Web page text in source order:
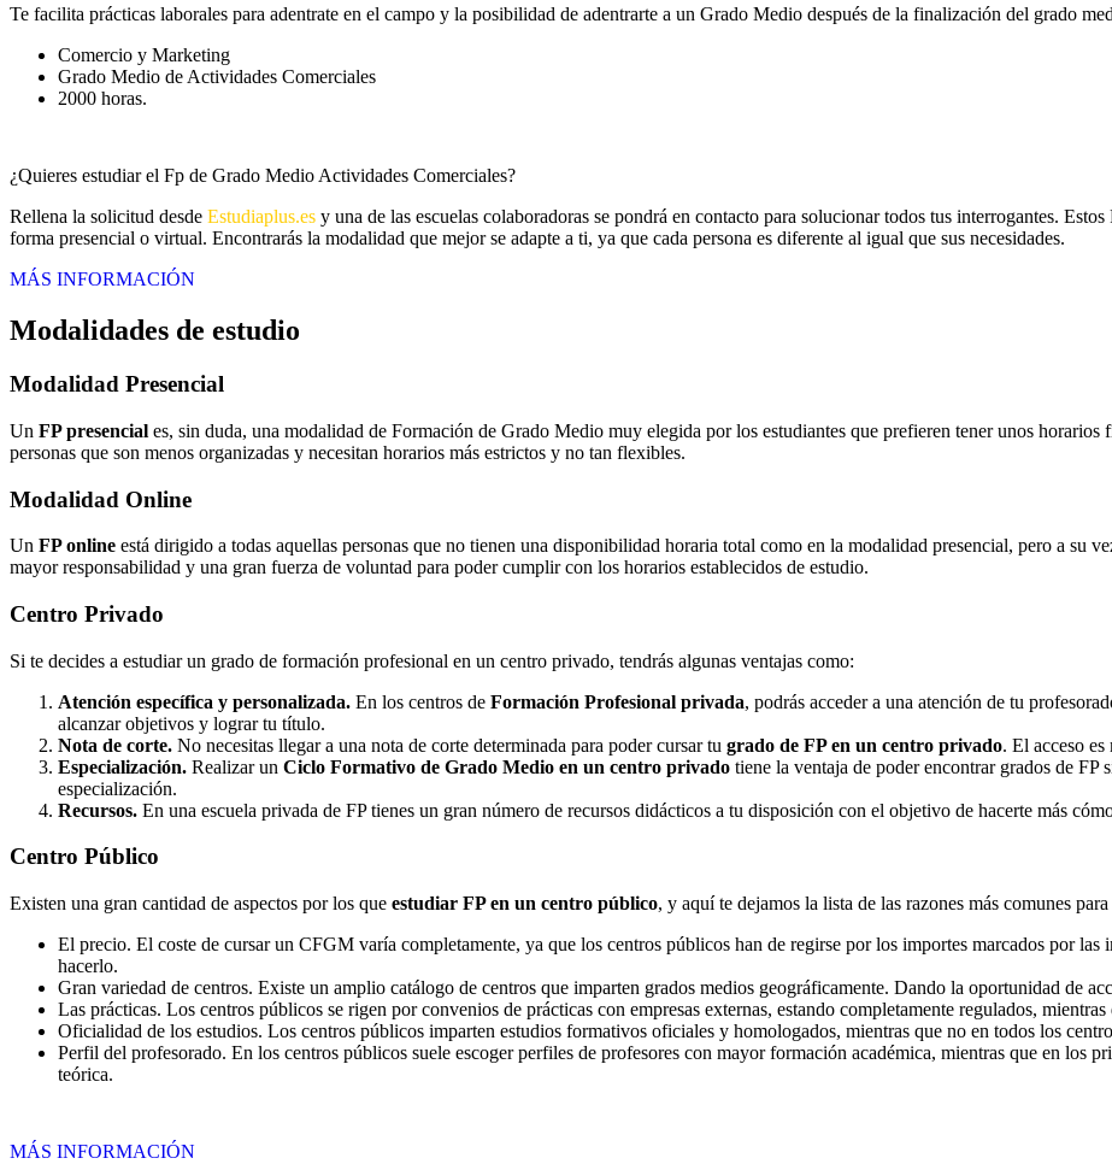
Te facilita prácticas laborales para adentrate en el campo y la posibilidad de adentrarte a un Grado Medio después de la finalización del grado
Comercio y Marketing
Grado Medio de Actividades Comerciales
2000 horas.
¿Quieres estudiar el Fp de Grado Medio Actividades Comerciales?
Rellena la solicitud desde Estudiaplus.es y una de las escuelas colaboradoras se pondrá en contacto para solucionar todos tus interrogantes.
forma presencial o virtual. Encontrarás la modalidad que mejor se adapte a ti, ya que cada persona es diferente al igual que sus necesidades.
MÁS INFORMACIÓN
Modalidades de estudio
Modalidad Presencial
Un FP presencial es, sin duda, una modalidad de Formación de Grado Medio muy elegida por los estudiantes que prefieren tener unos
personas que son menos organizadas y necesitan horarios más estrictos y no tan flexibles.
Modalidad Online
Un FP online está dirigido a todas aquellas personas que no tienen una disponibilidad horaria total como en la modalidad presencial, pero a su
mayor responsabilidad y una gran fuerza de voluntad para poder cumplir con los horarios establecidos de estudio.
Centro Privado
Si te decides a estudiar un grado de formación profesional en un centro privado, tendrás algunas ventajas como:
Atención específica y personalizada. En los centros de Formación Profesional privada, podrás acceder a una atención de tu
alcanzar objetivos y lograr tu título.
Nota de corte. No necesitas llegar a una nota de corte determinada para poder cursar tu grado de FP en un centro privado. El acceso
Especialización. Realizar un Ciclo Formativo de Grado Medio en un centro privado tiene la ventaja de poder encontrar grados de FP
especialización.
Recursos. En una escuela privada de FP tienes un gran número de recursos didácticos a tu disposición con el objetivo de hacerte más
Centro Público
Existen una gran cantidad de aspectos por los que estudiar FP en un centro público, y aquí te dejamos la lista de las razones más comunes
El precio. El coste de cursar un CFGM varía completamente, ya que los centros públicos han de regirse por los importes marcados por las
hacerlo.
Gran variedad de centros. Existe un amplio catálogo de centros que imparten grados medios geográficamente. Dando la oportunidad de
Las prácticas. Los centros públicos se rigen por convenios de prácticas con empresas externas, estando completamente regulados,
Oficialidad de los estudios. Los centros públicos imparten estudios formativos oficiales y homologados, mientras que no en todos los
Perfil del profesorado. En los centros públicos suele escoger perfiles de profesores con mayor formación académica, mientras que en los
teórica.
MÁS INFORMACIÓN